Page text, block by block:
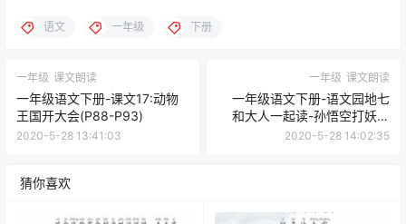
语文 一年级 下册
一年级 课文朗读
一年级语文下册-课文17:动物
王国开大会(P88-P93)
2020-5-28 13:41:03
一年级 课文朗读
一年级语文下册-语文园地七
和大人一起读-孙悟空打妖怪
(P100-P101)
2020-5-28 14:02:35
猜你喜欢